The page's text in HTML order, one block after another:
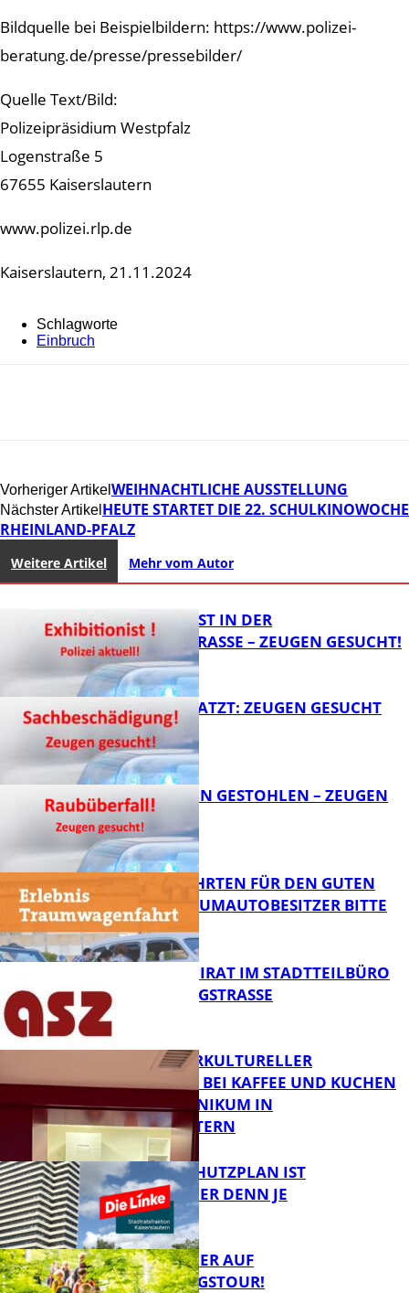
Bildquelle bei Beispielbildern: https://www.polizei-
beratung.de/presse/pressebilder/
Quelle Text/Bild:
Polizeipräsidium Westpfalz
Logenstraße 5
67655 Kaiserslautern
www.polizei.rlp.de
Kaiserslautern, 21.11.2024
Schlagworte
Einbruch
Vorheriger Artikel WEIHNACHTLICHE AUSSTELLUNG
Nächster Artikel HEUTE STARTET DIE 22. SCHULKINOWOCHE
RHEINLAND-PFALZ
Weitere Artikel Mehr vom Autor
EXHIBITIONIST IN DER
VELMANNSTRASSE – ZEUGEN GESUCHT!
AUTO ZERKRATZT: ZEUGEN GESUCHT
FB News
TEURE KETTEN GESTOHLEN – ZEUGEN
GESUCHT!
FB News
SPENDENFAHRTEN FÜR DEN GUTEN
ZWECK – TRAUMAUTOBESITZER BITTE
MELDEN!
FB News
SENIORENBEIRAT IM STADTTEILBÜRO
IN DER KÖNIGSTRASSE
FB Gesundheit
NEUER INTERKULTURELLER
TREFFPUNKT BEI KAFFEE UND KUCHEN
IM PFALZKLINIKUM IN
KAISERSLAUTERN
EIN HITZESCHUTZPLAN IST
NOTWENDIGER DENN JE
MIT DEM JÄGER AUF
ENTDECKUNGSTOUR!